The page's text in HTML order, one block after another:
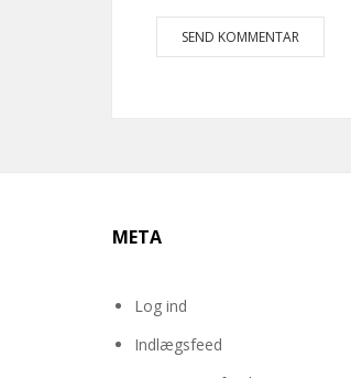
META
Log ind
Indlægsfeed